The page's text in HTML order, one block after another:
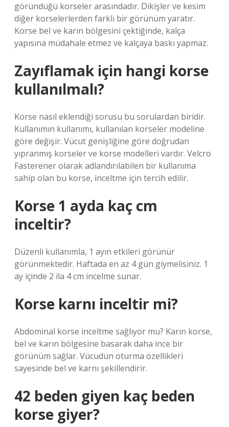
göründüğü korseler arasındadır. Dikişler ve kesim
diğer korselerlerden farklı bir görünüm yaratır.
Korse bel ve karın bölgesini çektiğinde, kalça
yapısına müdahale etmez ve kalçaya baskı yapmaz.
Zayıflamak için hangi korse
kullanılmalı?
Korse nasıl eklendiği sorusu bu sorulardan biridir.
Kullanımın kullanımı, kullanılan korseler modeline
göre değişir. Vücut genişliğine göre doğrudan
yıpranmış korseler ve korse modelleri vardır. Velcro
Fasterener olarak adlandırılabilen bir kullanıma
sahip olan bu korse, inceltme için tercih edilir.
Korse 1 ayda kaç cm
inceltir?
Düzenli kullanımla, 1 ayın etkileri görünür
görünmektedir. Haftada en az 4 gün giymelisiniz. 1
ay içinde 2 ila 4 cm incelme sunar.
Korse karnı inceltir mi?
Abdominal korse inceltme sağlıyor mu? Karın korse,
bel ve karın bölgesine basarak daha ince bir
görünüm sağlar. Vücudun oturma özellikleri
sayesinde bel ve karnı şekillendirir.
42 beden giyen kaç beden
korse giyer?